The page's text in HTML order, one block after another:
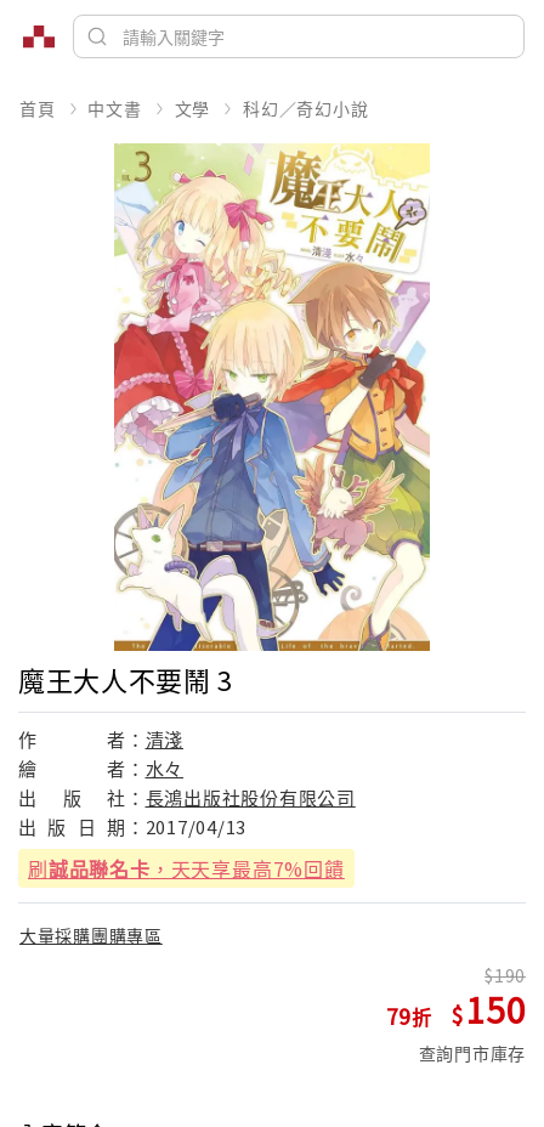
首頁 中文書 文學 科幻／奇幻小說
魔王大人不要鬧 3
作 者： 清淺
繪
者： 水々
出
版 社： 長鴻出版社股份有限公司
出 版 日 期： 2017/04/13
刷誠品聯名卡 ，天天享最高7%回饋
大量採購團購專區
79
190
150
查詢門市庫存